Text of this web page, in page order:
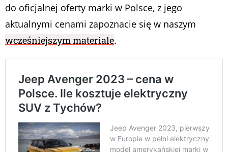
do oficjalnej oferty marki w Polsce, z jego
aktualnymi cenami zapoznacie się w naszym
wcześniejszym materiale.